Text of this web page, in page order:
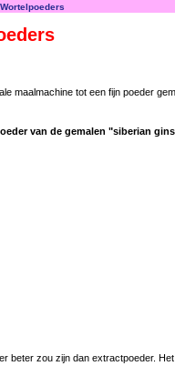
maalmachine tot een fijn poeder
van de gemalen "siberian
beter zou zijn dan extractpoeder.